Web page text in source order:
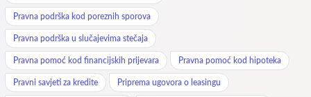
Pravna podrška kod poreznih sporova
Pravna podrška u slučajevima stečaja
Pravna pomoć kod financijskih prijevara Pravna pomoć kod hipoteka
Pravni savjeti za kredite Priprema ugovora o leasingu